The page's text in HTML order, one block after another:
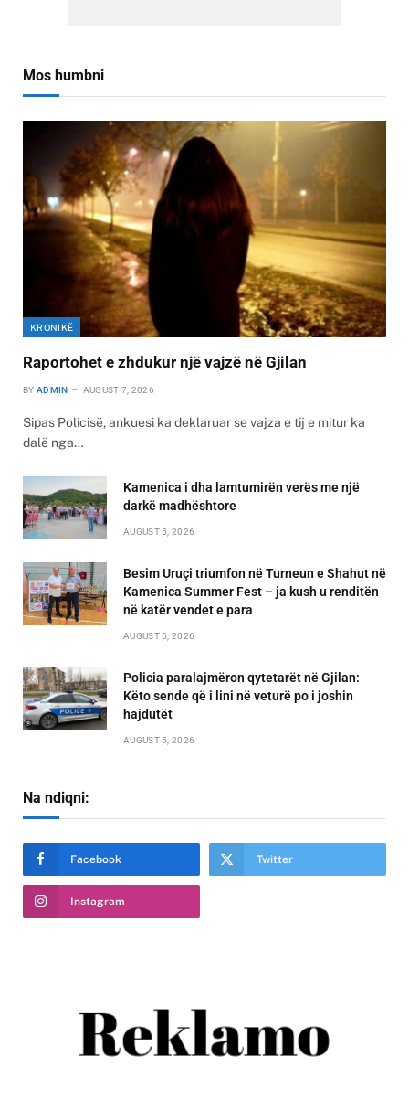
Mos humbni
KRONIKË
Raportohet e zhdukur një vajzë në Gjilan
BY ADMIN AUGUST 7, 2026
Sipas Policisë, ankuesi ka deklaruar se vajza e tij e mitur ka
dalë nga…
Kamenica i dha lamtumirën verës me një
darkë madhështore
AUGUST 5, 2026
Besim Uruçi triumfon në Turneun e Shahut në
Kamenica Summer Fest – ja kush u renditën
në katër vendet e para
AUGUST 5, 2026
Policia paralajmëron qytetarët në Gjilan:
Këto sende që i lini në veturë po i joshin
hajdutët
AUGUST 5, 2026
Na ndiqni:
Facebook Twitter
Instagram